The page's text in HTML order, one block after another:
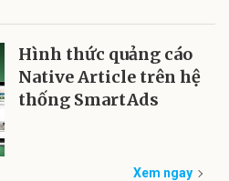
Hình thức quảng cáo
Native Article trên hệ
thống SmartAds
Xem ngay